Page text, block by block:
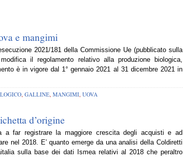
e mangimi
2021/181 della Commissione Ue (pubblicato sulla
il regolamento relativo alla produzione biologica,
è in vigore dal 1° gennaio 2021 al 31 dicembre 2021 in
GALLINE MANGIMI UOVA
d’origine
far registrare la maggiore crescita degli acquisti e ad
nel 2018. E’ quanto emerge da una analisi della Coldiretti
sulla base dei dati Ismea relativi al 2018 che peraltro